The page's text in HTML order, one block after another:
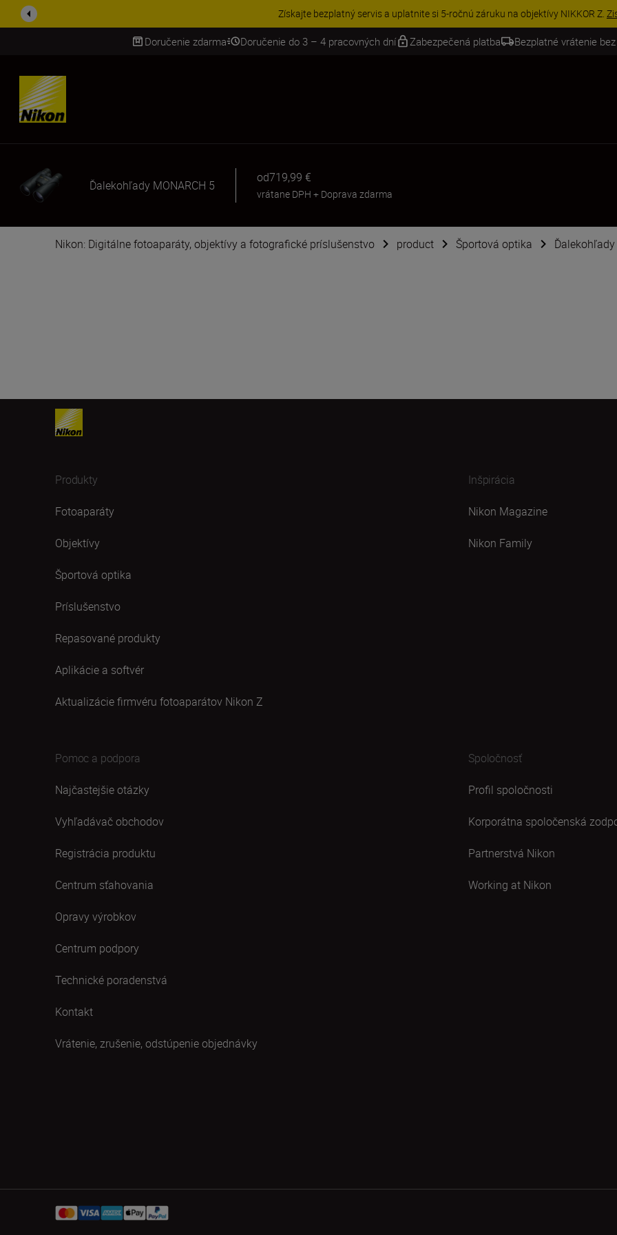
Získajte bezplatný servis a uplatnite si 5-ročnú záruku na objektívy NIKKOR Z.
Doručenie zdarma Doručenie do 3 – 4 pracovných dní Zabezpečená platba Bezplatné vrátenie
SKIP
Ďalekohľady MONARCH 5
od719,99 €
vrátane DPH + Doprava zdarma
Nikon: Digitálne fotoaparáty, objektívy a fotografické príslušenstvo product Športová optika Ďalekohľady
Produkty
Fotoaparáty
Objektívy
Športová optika
Príslušenstvo
Repasované produkty
Aplikácie a softvér
Aktualizácie firmvéru fotoaparátov Nikon Z
Inšpirácia
Nikon Magazine
Nikon Family
Pomoc a podpora
Najčastejšie otázky
Vyhľadávač obchodov
Registrácia produktu
Centrum sťahovania
Opravy výrobkov
Centrum podpory
Technické poradenstvá
Kontakt
Vrátenie, zrušenie, odstúpenie objednávky
Spoločnosť
Profil spoločnosti
Korporátna spoločenská
Partnerstvá Nikon
Working at Nikon